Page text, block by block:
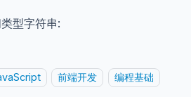
型字符串:
前端开发 编程基础